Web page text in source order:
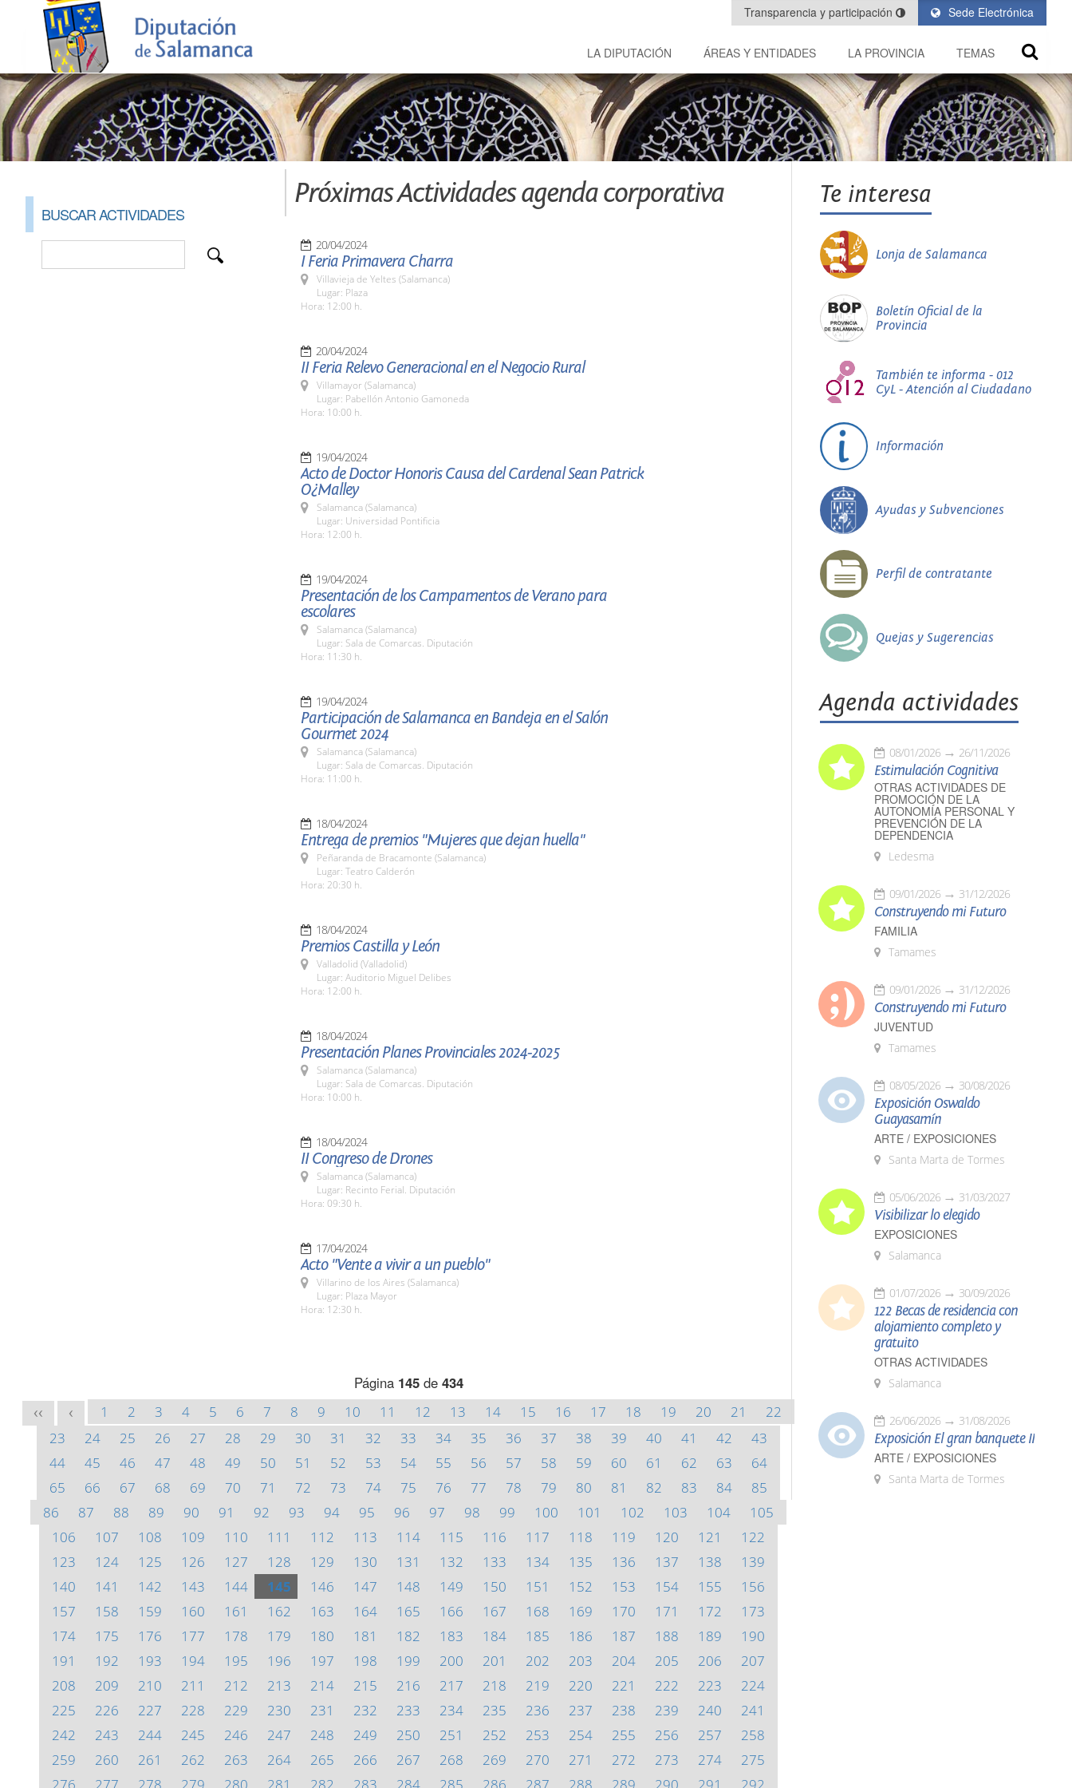
Sede Electrónica
Transparencia y participación
LA DIPUTACIÓN ÁREAS Y ENTIDADES LA PROVINCIA TEMAS
BUSCAR ACTIVIDADES
Próximas Actividades agenda corporativa
20/04/2024
I Feria Primavera Charra
Villavieja de Yeltes (Salamanca)
Lugar: Plaza
Hora: 12:00 h.
20/04/2024
II Feria Relevo Generacional en el Negocio Rural
Villamayor (Salamanca)
Lugar: Pabellón Antonio Gamoneda
Hora: 10:00 h.
19/04/2024
Acto de Doctor Honoris Causa del Cardenal Sean Patrick
O¿Malley
Salamanca (Salamanca)
Lugar: Universidad Pontificia
Hora: 12:00 h.
19/04/2024
Presentación de los Campamentos de Verano para
escolares
Salamanca (Salamanca)
Lugar: Sala de Comarcas. Diputación
Hora: 11:30 h.
19/04/2024
Participación de Salamanca en Bandeja en el Salón
Gourmet 2024
Salamanca (Salamanca)
Lugar: Sala de Comarcas. Diputación
Hora: 11:00 h.
18/04/2024
Entrega de premios "Mujeres que dejan huella"
Peñaranda de Bracamonte (Salamanca)
Lugar: Teatro Calderón
Hora: 20:30 h.
18/04/2024
Premios Castilla y León
Valladolid (Valladolid)
Lugar: Auditorio Miguel Delibes
Hora: 12:00 h.
18/04/2024
Presentación Planes Provinciales 2024-2025
Salamanca (Salamanca)
Lugar: Sala de Comarcas. Diputación
Hora: 10:00 h.
18/04/2024
II Congreso de Drones
Salamanca (Salamanca)
Lugar: Recinto Ferial. Diputación
Hora: 09:30 h.
17/04/2024
Acto "Vente a vivir a un pueblo"
Villarino de los Aires (Salamanca)
Lugar: Plaza Mayor
Hora: 12:30 h.
Página 145de 434
<< < 1 2 3 4 5 6 7 8 9 10 11 12 13 14 15 16 17 18 19 20 21
22
23
24 25 26 27 28 29 30 31 32 33 34 35 36 37 38 39 40 41 42
43
44
45 46 47 48 49 50 51 52 53 54 55 56 57 58 59 60 61 62 63
64
65
66 67 68 69 70 71 72 73 74 75 76 77 78 79 80 81 82 83 84
85
86
87 88 89 90 91 92 93 94 95 96 97 98 99 100 101 102 103 104
105
106
107 108 109 110 111 112 113 114 115 116 117 118 119 120 121
122
123
124 125 126 127 128 129 130 131 132 133 134 135 136 137 138
139
140
141 142 143 144 145 146 147 148 149 150 151 152 153 154 155
156
157
158 159 160 161 162 163 164 165 166 167 168 169 170 171 172
173
174
175 176 177 178 179 180 181 182 183 184 185 186 187 188 189
190
191
192 193 194 195 196 197 198 199 200 201 202 203 204 205 206
207
208
209 210 211 212 213 214 215 216 217 218 219 220 221 222 223
224
225
226 227 228 229 230 231 232 233 234 235 236 237 238 239 240
241
242
243 244 245 246 247 248 249 250 251 252 253 254 255 256 257
258
259
260 261 262 263 264 265 266 267 268 269 270 271 272 273 274
275
Te interesa
Lonja de Salamanca
Boletín Oficial de la
Provincia
También te informa - 012
CyL - Atención al Ciudadano
Información
Ayudas y Subvenciones
Perfil de contratante
Quejas y Sugerencias
Agenda actividades
08/01/2026 26/11/2026
Estimulación Cognitiva
OTRAS ACTIVIDADES DE
PROMOCIÓN DE LA
AUTONOMÍA PERSONAL Y
PREVENCIÓN DE LA
DEPENDENCIA
Ledesma
09/01/2026 31/12/2026
Construyendo mi Futuro
FAMILIA
Tamames
09/01/2026 31/12/2026
Construyendo mi Futuro
JUVENTUD
Tamames
08/05/2026 30/08/2026
Exposición Oswaldo
Guayasamín
ARTE / EXPOSICIONES
Santa Marta de Tormes
05/06/2026 31/03/2027
Visibilizar lo elegido
EXPOSICIONES
Salamanca
01/07/2026 30/09/2026
122 Becas de residencia con
alojamiento completo y
gratuito
OTRAS ACTIVIDADES
Salamanca
26/06/2026 31/08/2026
Exposición El gran banquete II
ARTE / EXPOSICIONES
Santa Marta de Tormes